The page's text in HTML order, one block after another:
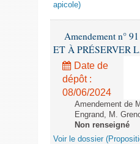
apicole)
Amendement n°
ET À PRÉSERVER
Date de
dépôt :
08/06/2024
Amendement de
Engrand, M.
Non renseigné
Voir le dossier